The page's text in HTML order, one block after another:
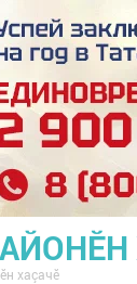
хаçачӗ